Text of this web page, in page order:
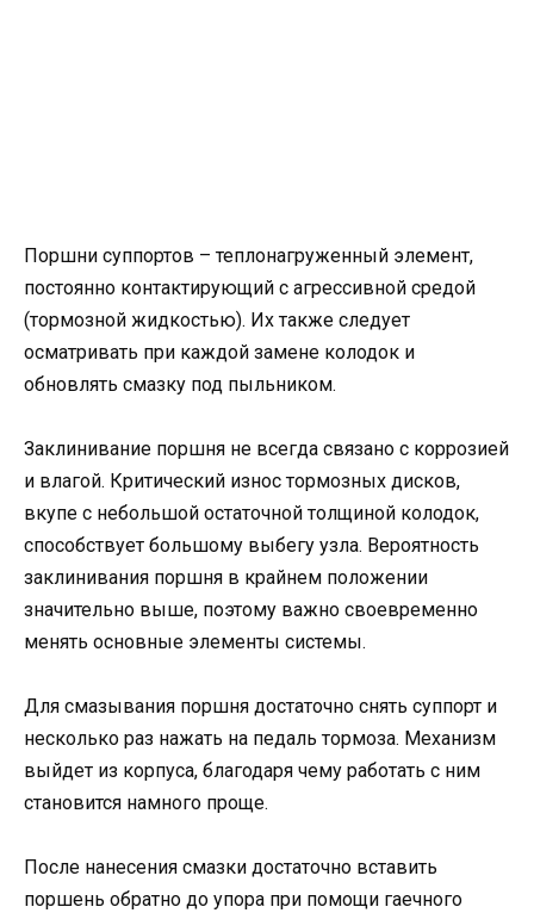
Поршни суппортов – теплонагруженный элемент,
постоянно контактирующий с агрессивной средой
(тормозной жидкостью). Их также следует
осматривать при каждой замене колодок и
обновлять смазку под пыльником.
Заклинивание поршня не всегда связано с коррозией
и влагой. Критический износ тормозных дисков,
вкупе с небольшой остаточной толщиной колодок,
способствует большому выбегу узла. Вероятность
заклинивания поршня в крайнем положении
значительно выше, поэтому важно своевременно
менять основные элементы системы.
Для смазывания поршня достаточно снять суппорт и
несколько раз нажать на педаль тормоза. Механизм
выйдет из корпуса, благодаря чему работать с ним
становится намного проще.
После нанесения смазки достаточно вставить
поршень обратно до упора при помощи гаечного